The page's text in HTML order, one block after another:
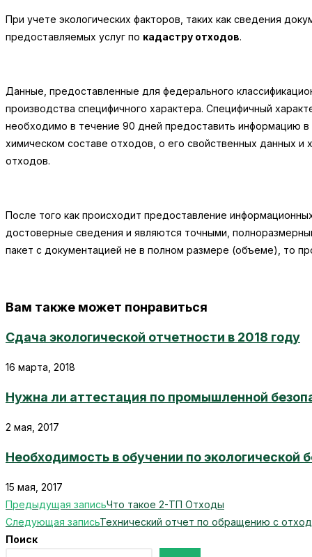
При учете экологических факторов, таких как сведения
предоставляемых услуг по кадастру отходов.
Данные, предоставленные для федерального
производства специфичного характера. Специфичный
необходимо в течение 90 дней предоставить информацию
химическом составе отходов, о его свойственных данных и
отходов.
После того как происходит предоставление
достоверные сведения и являются точными,
пакет с документацией не в полном размере (объеме), то
Вам также может понравиться
Сдача экологической отчетности в 2018 году
16 марта, 2018
Нужна ли аттестация по промышленной
2 мая, 2017
Необходимость в обучении по экологической
15 мая, 2017
Еще
статьи
Предыдущая записьЧто такое 2-ТП Отходы
Следующая записьТехнический отчет по обращению с
Поиск